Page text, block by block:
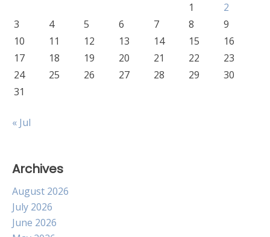
1
2
3
4 5 6 7 8
9
10
11 12 13 14 15
16
17
18 19 20 21 22
23
24
25 26 27 28 29
30
31
« Jul
Archives
August 2026
July 2026
June 2026